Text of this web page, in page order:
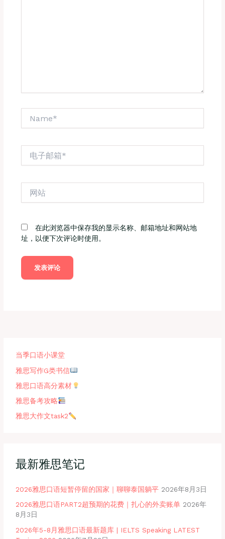
在此浏览器中保存我的显示名称、邮箱地址和网站地
址，以便下次评论时使用。
当季口语小课堂
雅思写作G类书信
雅思口语高分素材
雅思备考攻略
雅思大作文task2
最新雅思笔记
2026雅思口语短暂停留的国家｜聊聊泰国躺平 2026年8月3日
2026雅思口语PART2超预期的花费｜扎心的外卖账单 2026年
8月3日
2026年5-8月雅思口语最新题库 | IELTS Speaking LATEST